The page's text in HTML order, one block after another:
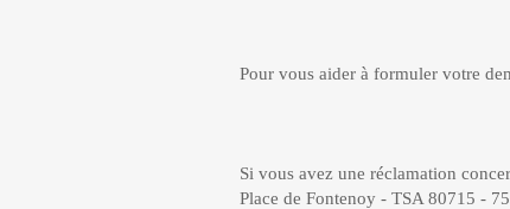
Pour vous aider à formuler votre
Si vous avez une réclamation
Place de Fontenoy - TSA 80715 -